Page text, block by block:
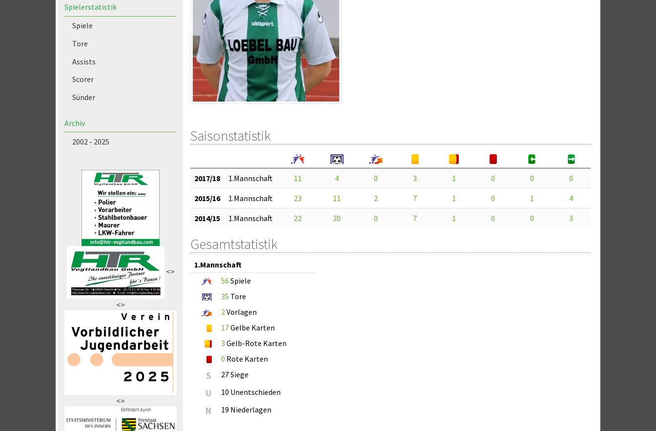
Spielerstatistik
Spiele
Tore
Assists
Scorer
Sünder
Archiv
2002 - 2025
<>
<>
<>
Saisonstatistik
2017/18 1.Mannschaft 11 4 0 3 1 0 0 0
2015/16 1.Mannschaft 23 11 2 7 1 0 1 4
2014/15 1.Mannschaft 22 20 0 7 1 0 0 3
Gesamtstatistik
1.Mannschaft
56 Spiele
35 Tore
2 Vorlagen
17Gelbe Karten
3 Gelb-Rote Karten
0 Rote Karten
S 27 Siege
U 10 Unentschieden
N 19 Niederlagen